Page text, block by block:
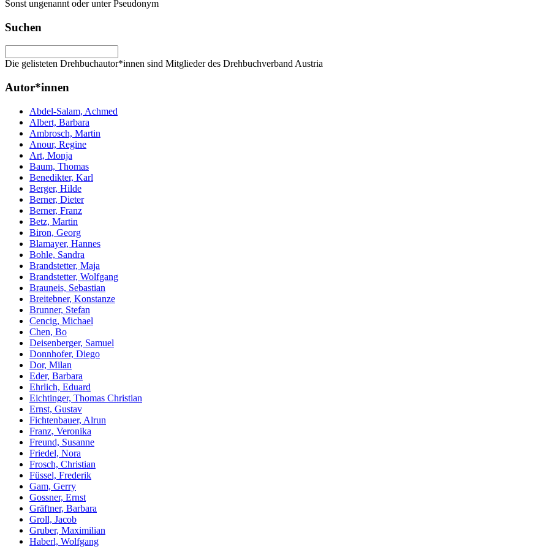
Sonst ungenannt oder unter Pseudonym
Suchen
Die gelisteten Drehbuchautor*innen sind Mitglieder des Drehbuchverband Austria
Autor*innen
Abdel-Salam, Achmed
Albert, Barbara
Ambrosch, Martin
Anour, Regine
Art, Monja
Baum, Thomas
Benedikter, Karl
Berger, Hilde
Berner, Dieter
Berner, Franz
Betz, Martin
Biron, Georg
Blamayer, Hannes
Bohle, Sandra
Brandstetter, Maja
Brandstetter, Wolfgang
Brauneis, Sebastian
Breitebner, Konstanze
Brunner, Stefan
Cencig, Michael
Chen, Bo
Deisenberger, Samuel
Donnhofer, Diego
Dor, Milan
Eder, Barbara
Ehrlich, Eduard
Eichtinger, Thomas Christian
Ernst, Gustav
Fichtenbauer, Alrun
Franz, Veronika
Freund, Susanne
Friedel, Nora
Frosch, Christian
Füssel, Frederik
Gam, Gerry
Gossner, Ernst
Gräftner, Barbara
Groll, Jacob
Gruber, Maximilian
Haberl, Wolfgang